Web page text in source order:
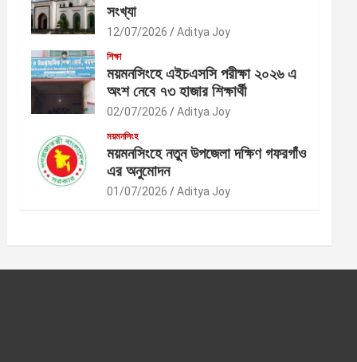
সংখ্যা
12/07/2026 Aditya Joy
শিক্ষা
ময়মনসিংহে এইচএসসি পরীক্ষা ২০২৬ এ
অংশ নেবে ৭৩ হাজার শিক্ষার্থী
02/07/2026 Aditya Joy
ময়মনসিংহ
ময়মনসিংহে নতুন উপজেলা দক্ষিণ গফরগাঁও
এর অনুমোদন
01/07/2026 Aditya Joy